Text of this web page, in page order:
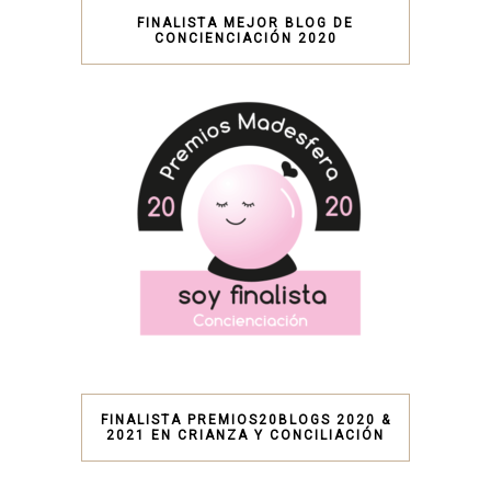
FINALISTA MEJOR BLOG DE
CONCIENCIACIÓN 2020
FINALISTA PREMIOS20BLOGS 2020 &
2021 EN CRIANZA Y CONCILIACIÓN